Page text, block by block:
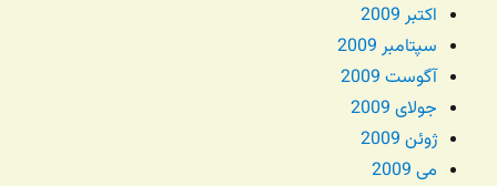
اکتبر 2009
سپتامبر 2009
آگوست 2009
جولای 2009
ژوئن 2009
می 2009